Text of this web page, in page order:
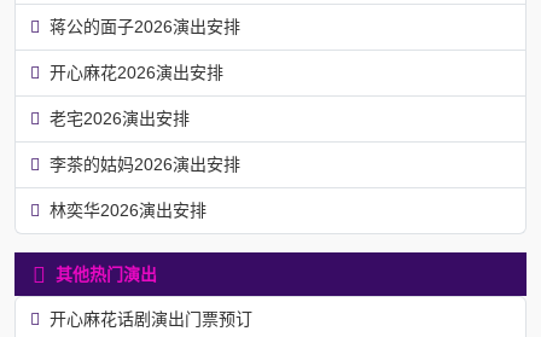
蒋公的面子2026演出安排
开心麻花2026演出安排
老宅2026演出安排
李茶的姑妈2026演出安排
林奕华2026演出安排
其他热门演出
开心麻花话剧演出门票预订